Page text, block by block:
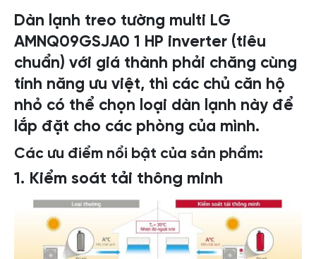
i
t
Dàn lạnh treo tường multi LG
AMNQ09GSJA0 1 HP inverter (tiêu
chuẩn) với giá thành phải chăng cùng
tính năng ưu việt, thì các chủ căn hộ
nhỏ có thể chọn loại dàn lạnh này để
lắp đặt cho các phòng của mình.
Các ưu điểm nổi bật của sản phẩm:
1. Kiểm soát tải thông minh